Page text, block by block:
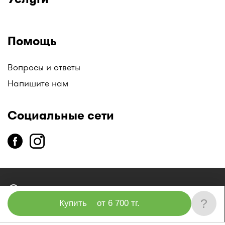
Купить от 6 700 тг. ?
Помощь
Вопросы и ответы
Напишите нам
Социальные сети
copyright 2014-2026 ТОО «Единая справочная служба «I-